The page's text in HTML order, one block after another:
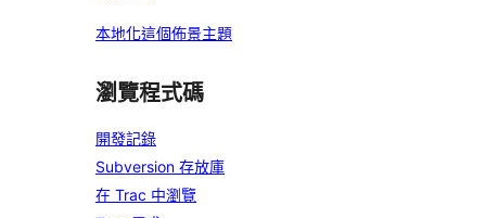
本地化這個佈景主題
瀏覽程式碼
開發記錄
Subversion 存放庫
在 Trac 中瀏覽